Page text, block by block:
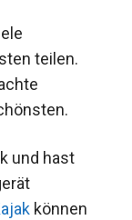
teilen.
und hast
können